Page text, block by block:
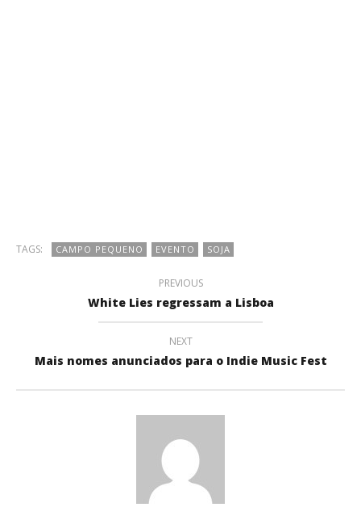
TAGS: CAMPO PEQUENO EVENTO SOJA
PREVIOUS
White Lies regressam a Lisboa
NEXT
Mais nomes anunciados para o Indie Music Fest